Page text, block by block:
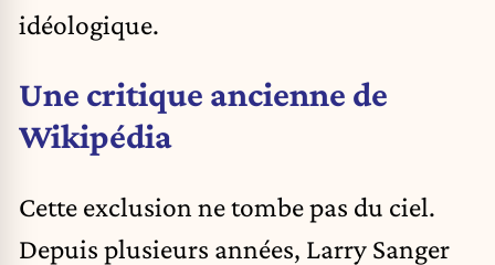
idéologique.
Une critique ancienne de
Wikipédia
Cette exclusion ne tombe pas du ciel.
Depuis plusieurs années, Larry Sanger